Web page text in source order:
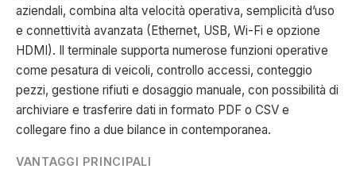
aziendali, combina alta velocità operativa, semplicità d’uso
e connettività avanzata (Ethernet, USB, Wi-Fi e opzione
HDMI). Il terminale supporta numerose funzioni operative
come pesatura di veicoli, controllo accessi, conteggio
pezzi, gestione rifiuti e dosaggio manuale, con possibilità di
archiviare e trasferire dati in formato PDF o CSV e
collegare fino a due bilance in contemporanea.
VANTAGGI PRINCIPALI